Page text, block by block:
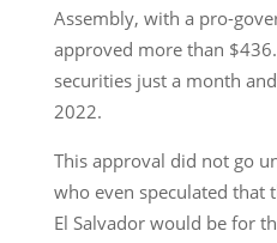
Assembly, with a pro-
approved more than
securities just a month
2022.
This approval did not go
who even speculated that
El Salvador would be for